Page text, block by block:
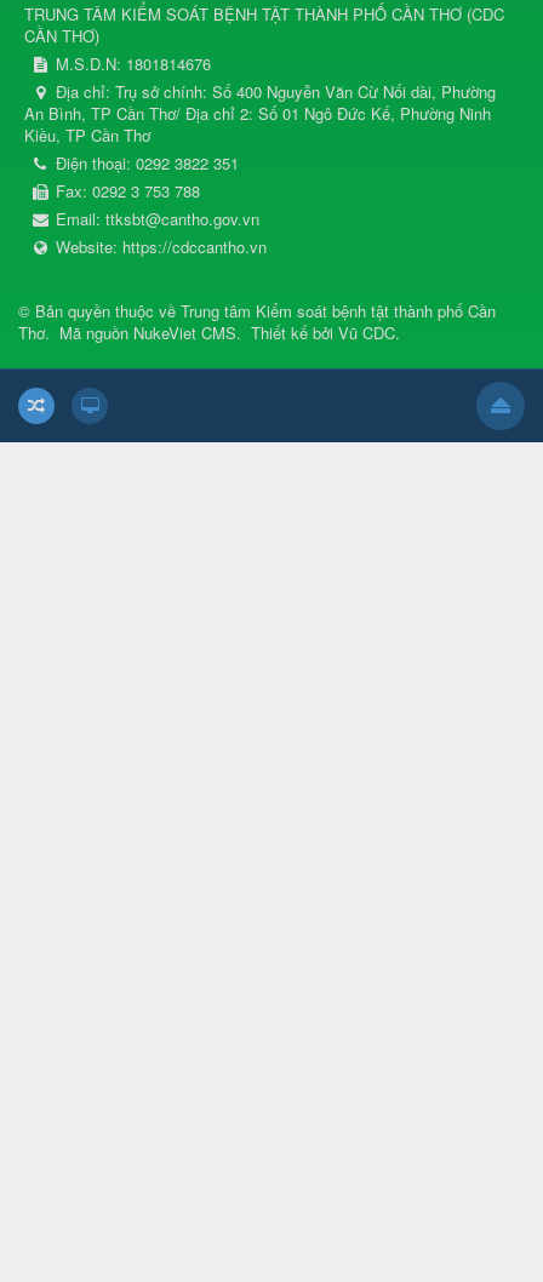
TRUNG TÂM KIỂM SOÁT BỆNH TẬT THÀNH PHỐ CẦN THƠ (CDC
CẦN THƠ)
M.S.D.N: 1801814676
Địa chỉ: Trụ sở chính: Số 400 Nguyễn Văn Cừ Nối dài, Phường
An Bình, TP Cần Thơ/ Địa chỉ 2: Số 01 Ngô Đức Kế, Phường Ninh
Kiều, TP Cần Thơ
Điện thoại: 0292 3822 351
Fax: 0292 3 753 788
Email: ttksbt@cantho.gov.vn
Website: https://cdccantho.vn
© Bản quyền thuộc về Trung tâm Kiểm soát bệnh tật thành phố Cần
Thơ. Mã nguồn NukeViet CMS. Thiết kế bởi Vũ CDC.